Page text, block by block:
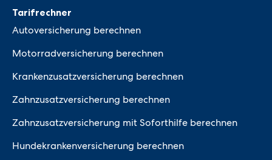
Tarifrechner
Autoversicherung berechnen
Motorradversicherung berechnen
Krankenzusatzversicherung berechnen
Zahnzusatzversicherung berechnen
Zahnzusatzversicherung mit Soforthilfe berechnen
Hundekrankenversicherung berechnen